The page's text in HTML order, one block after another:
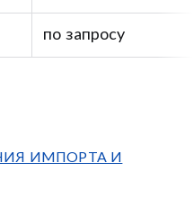
по запросу
ИМПОРТА И